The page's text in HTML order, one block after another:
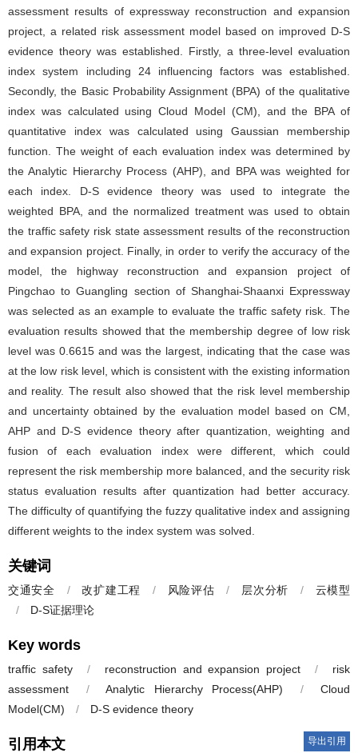
assessment results of expressway reconstruction and expansion
project, a related risk assessment model based on improved D-S
evidence theory was established. Firstly, a three-level evaluation
index system including 24 influencing factors was established.
Secondly, the Basic Probability Assignment (BPA) of the qualitative
index was calculated using Cloud Model (CM), and the BPA of
quantitative index was calculated using Gaussian membership
function. The weight of each evaluation index was determined by
the Analytic Hierarchy Process (AHP), and BPA was weighted for
each index. D-S evidence theory was used to integrate the
weighted BPA, and the normalized treatment was used to obtain
the traffic safety risk state assessment results of the reconstruction
and expansion project. Finally, in order to verify the accuracy of the
model, the highway reconstruction and expansion project of
Pingchao to Guangling section of Shanghai-Shaanxi Expressway
was selected as an example to evaluate the traffic safety risk. The
evaluation results showed that the membership degree of low risk
level was 0.6615 and was the largest, indicating that the case was
at the low risk level, which is consistent with the existing information
and reality. The result also showed that the risk level membership
and uncertainty obtained by the evaluation model based on CM,
AHP and D-S evidence theory after quantization, weighting and
fusion of each evaluation index were different, which could
represent the risk membership more balanced, and the security risk
status evaluation results after quantization had better accuracy.
The difficulty of quantifying the fuzzy qualitative index and assigning
different weights to the index system was solved.
关键词
交通安全 / 改扩建工程 / 风险评估 / 层次分析 /
云模型
/
D-S证据理论
Key words
traffic safety / reconstruction and expansion project /
risk
assessment
/ Analytic Hierarchy Process(AHP) /
Cloud
Model(CM)
/ D-S evidence theory
引用本文 导出引用